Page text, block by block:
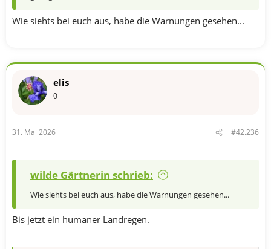
Wie siehts bei euch aus, habe die Warnungen gesehen...
elis
0
31. Mai 2026 #42.236
wilde Gärtnerin schrieb:
Wie siehts bei euch aus, habe die Warnungen gesehen...
Bis jetzt ein humaner Landregen.